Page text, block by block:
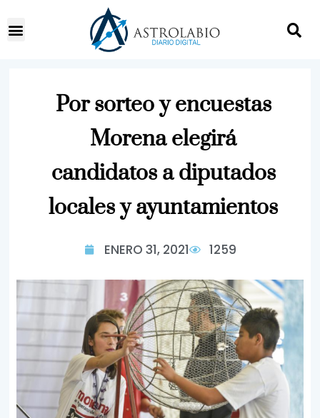
Por sorteo y encuestas
Morena elegirá
candidatos a diputados
locales y ayuntamientos
ENERO 31, 2021 1259